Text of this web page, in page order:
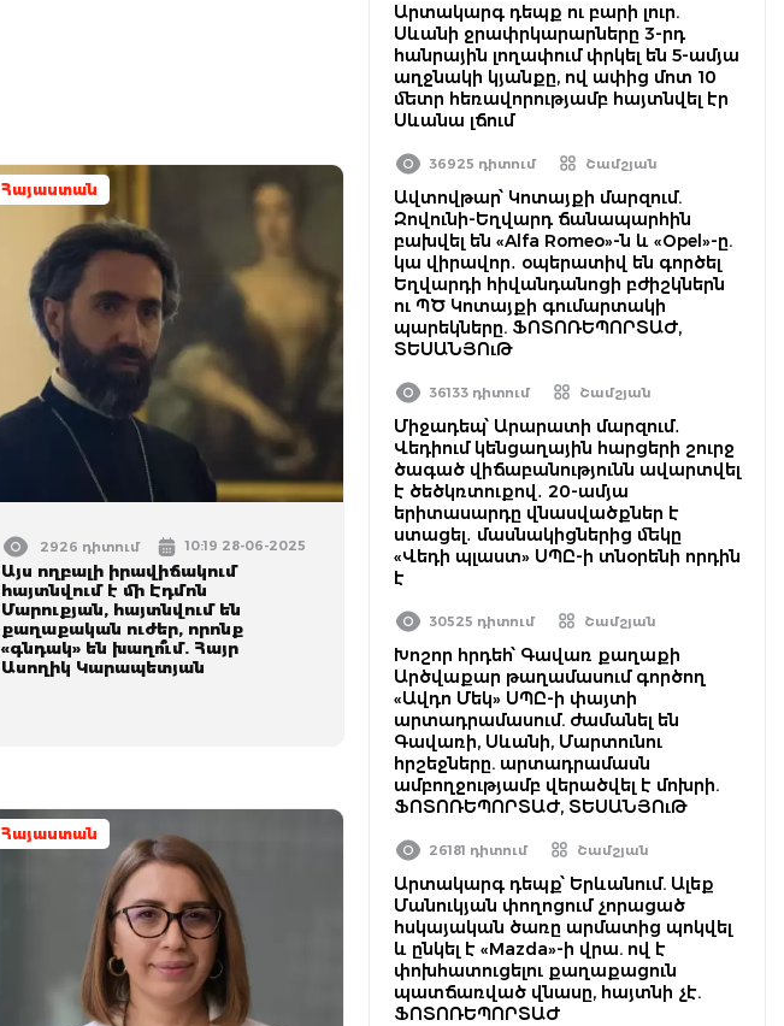
Հայաստան
2926 դիտում 10:19 28-06-2025
Այս nղբալի իրավիճակում
հայտնվում է մի Էդմոն
Մարուքյան, հայտնվում են
քաղաքական ուժեր, որոնք
«գնդակ» են խաղո՞ւմ. Հայր
Ասողիկ Կարապետյան
Հայաստան
Արտակարգ դեպք ու բարի լուր.
Սևանի ջրափրկարարները 3-րդ
հանրային լողափում փրկել են 5-ամյա
աղջնակի կյանքը, ով ափից մոտ 10
մետր հեռավորությամբ հայտնվել էր
Սևանա լճում
36925 դիտում Շամշյան
Ավտովթար՝ Կոտայքի մարզում.
Զովունի-Եղվարդ ճանապարհին
բախվել են «Alfa Romeo»-ն և «Opel»-ը.
կա վիրավոր․ օպերատիվ են գործել
Եղվարդի հիվանդանոցի բժիշկներն
ու ՊԾ Կոտայքի գումարտակի
պարեկները. ՖՈՏՈՌԵՊՈՐՏԱԺ,
ՏԵՍԱՆՅՈւԹ
36133 դիտում Շամշյան
Միջադեպ՝ Արարատի մարզում․
Վեդիում կենցաղային հարցերի շուրջ
ծագած վիճաբանությունն ավարտվել
է ծեծկռտուքով․ 20-ամյա
երիտասարդը վնասվածքներ է
ստացել․ մասնակիցներից մեկը
«Վեդի պլաստ» ՍՊԸ-ի տնօրենի որդին
է
30525 դիտում Շամշյան
Խոշոր հրդեհ՝ Գավառ քաղաքի
Արծվաքար թաղամասում գործող
«Ավդո Մեկ» ՍՊԸ-ի փայտի
արտադրամասում. ժամանել են
Գավառի, Սևանի, Մարտունու
հրշեջները. արտադրամասն
ամբողջությամբ վերածվել է մոխրի.
ՖՈՏՈՌԵՊՈՐՏԱԺ, ՏԵՍԱՆՅՈւԹ
26181 դիտում Շամշյան
Արտակարգ դեպք՝ Երևանում. Ալեք
Մանուկյան փողոցում չորացած
հսկայական ծառը արմատից պոկվել
և ընկել է «Mazda»-ի վրա. ով է
փոխհատուցելու քաղաքացուն
պատճառված վնասը, հայտնի չէ.
ՖՈՏՈՌԵՊՈՐՏԱԺ